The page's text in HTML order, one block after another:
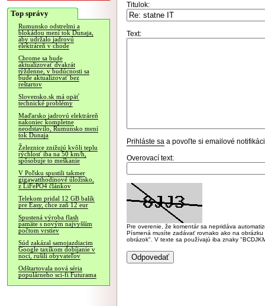
Top správy
Rumunsko odstrelmi a
blokádou mení tok Dunaja,
aby udržalo jadrovú
elektráreň v chode
Chrome sa bude
aktualizovať dvakrát
týždenne, v budúcnosti sa
bude aktualizovať bez
reštartov
Slovensko.sk má opäť
technické problémy
Maďarsko jadrovú elektráreň
nakoniec kompletne
neodstavilo, Rumunsko mení
tok Dunaja
Železnice znižujú kvôli teplu
rýchlosť iba na 50 km/h,
spôsobuje to meškanie
V Poľsku spustili takmer
gigawatthodinové úložisko,
z LiFePO4 článkov
Telekom pridal 12 GB balík
pre Easy, chce zaň 12 eur
Spustená výroba flash
pamäte s novým najvyšším
počtom vrstiev
Súd zakázal samojazdiacim
Google taxíkom dobíjanie v
noci, rušili obyvateľov
Odštartovala nová séria
populárneho sci-fi Futurama
Titulok:
Text:
Prihláste sa a povoľte si emailové
Overovací text:
Pre overenie, že komentár sa nepridáva
Písmená musíte zadávať rovnako ako na
obrázok". V texte sa používajú iba znaky